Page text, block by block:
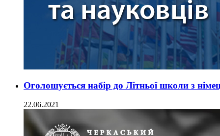
Оголошується набір до Літньої школи з
22.06.2021